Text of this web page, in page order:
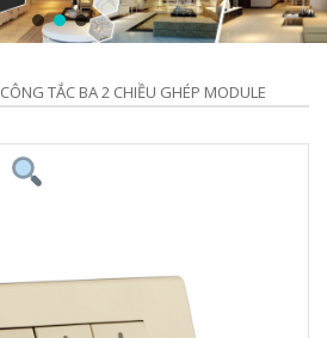
CÔNG TẮC BA 2 CHIỀU GHÉP MODULE